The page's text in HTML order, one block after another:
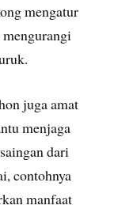
mengatur
juga amat
menjaga
dari
contohnya
manfaat